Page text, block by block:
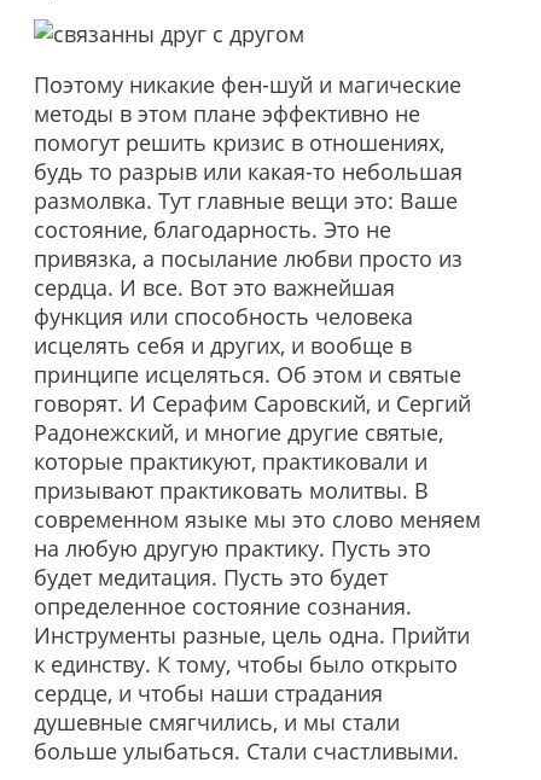
Поэтому никакие фен-шуй и магические
методы в этом плане эффективно не
помогут решить кризис в отношениях,
будь то разрыв или какая-то небольшая
размолвка. Тут главные вещи это: Ваше
состояние, благодарность. Это не
привязка, а посылание любви просто из
сердца. И все. Вот это важнейшая
функция или способность человека
исцелять себя и других, и вообще в
принципе исцеляться. Об этом и святые
говорят. И Серафим Саровский, и Сергий
Радонежский, и многие другие святые,
которые практикуют, практиковали и
призывают практиковать молитвы. В
современном языке мы это слово меняем
на любую другую практику. Пусть это
будет медитация. Пусть это будет
определенное состояние сознания.
Инструменты разные, цель одна. Прийти
к единству. К тому, чтобы было открыто
сердце, и чтобы наши страдания
душевные смягчились, и мы стали
больше улыбаться. Стали счастливыми.